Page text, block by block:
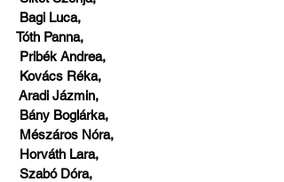
Bagi Luca,
Tóth Panna,
Pribék Andrea,
Kovács Réka,
Aradi Jázmin,
Bány Boglárka,
Mészáros Nóra,
Horváth Lara,
Szabó Dóra,